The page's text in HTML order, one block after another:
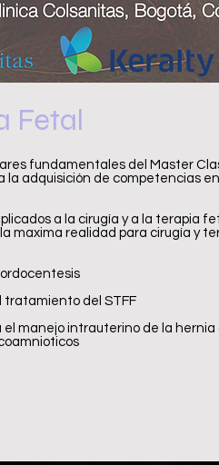
Fetal
fundamentales del Master
la adquisición de competencias
a la cirugía y a la terapia
maxima realidad para cirugía y
tratamiento del STFF
el manejo intrauterino de la